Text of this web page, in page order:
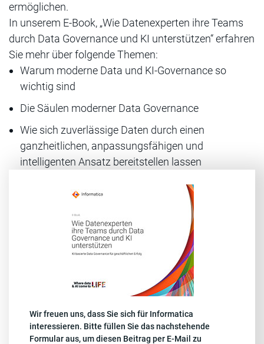
ermöglichen.
In unserem E-Book, „Wie Datenexperten ihre Teams
durch Data Governance und KI unterstützen“ erfahren
Sie mehr über folgende Themen:
Warum moderne Data und KI-Governance so
wichtig sind
Die Säulen moderner Data Governance
Wie sich zuverlässige Daten durch einen
ganzheitlichen, anpassungsfähigen und
intelligenten Ansatz bereitstellen lassen
Wir freuen uns, dass Sie sich für Informatica
interessieren. Bitte füllen Sie das nachstehende
Formular aus, um diesen Beitrag per E-Mail zu